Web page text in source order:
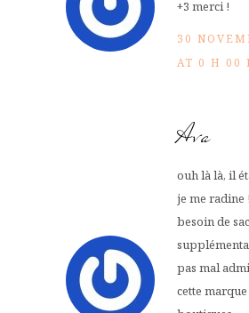
+3 merci !
30
AT 0 H 00
Ava
ouh là là, il
je me radine
besoin de
pas mal
cette marque